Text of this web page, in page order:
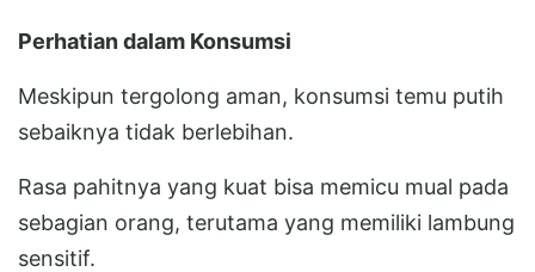
Perhatian dalam Konsumsi
Meskipun tergolong aman, konsumsi temu putih
sebaiknya tidak berlebihan.
Rasa pahitnya yang kuat bisa memicu mual pada
sebagian orang, terutama yang memiliki lambung
sensitif.